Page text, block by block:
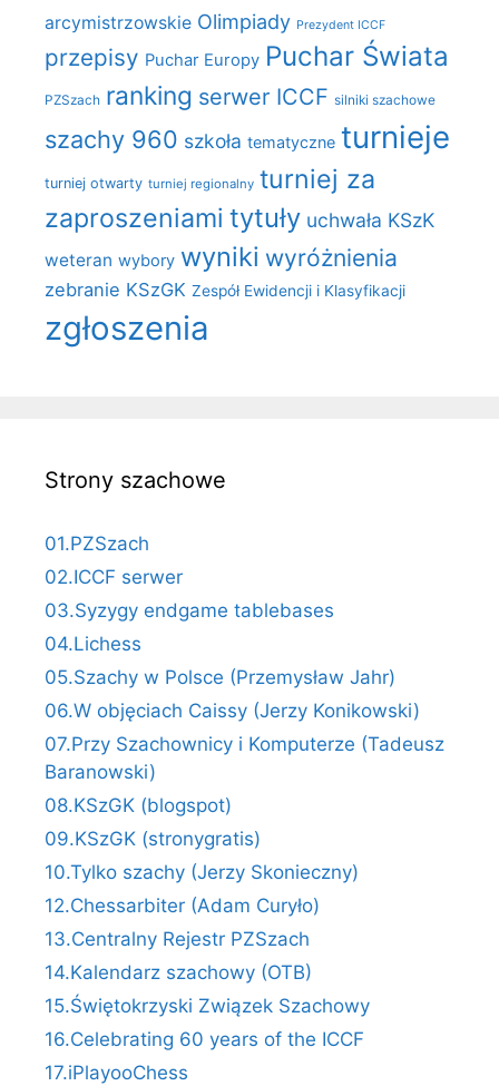
arcymistrzowskie Olimpiady Prezydent ICCF
przepisy Puchar Europy Puchar Świata
PZSzach ranking serwer ICCF silniki szachowe
szachy 960 szkoła tematyczne turnieje
turniej otwarty turniej regionalny turniej za
zaproszeniami tytuły uchwała KSzK
weteran wybory wyniki wyróżnienia
zebranie KSzGK Zespół Ewidencji i Klasyfikacji
zgłoszenia
Strony szachowe
01.PZSzach
02.ICCF serwer
03.Syzygy endgame tablebases
04.Lichess
05.Szachy w Polsce (Przemysław Jahr)
06.W objęciach Caissy (Jerzy Konikowski)
07.Przy Szachownicy i Komputerze (Tadeusz
Baranowski)
08.KSzGK (blogspot)
09.KSzGK (stronygratis)
10.Tylko szachy (Jerzy Skonieczny)
12.Chessarbiter (Adam Curyło)
13.Centralny Rejestr PZSzach
14.Kalendarz szachowy (OTB)
15.Świętokrzyski Związek Szachowy
16.Celebrating 60 years of the ICCF
17.iPlayooChess